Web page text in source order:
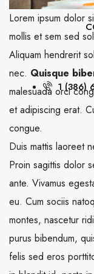
1 (386)
Lorem ipsum dolor
mollis et sem sed
Aliquam hendrerit
nec. Quisque
malesuada orci
et adipiscing erat.
congue.
Duis mattis laoreet
Proin sagittis dolor
ante. Vivamus
eu. Cum sociis
montes, nascetur
purus bibendum,
felis sed eros